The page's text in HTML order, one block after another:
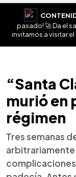
pasado! 🚀 Da el
invitamos a visitar
“Santa
murió en
régimen
Tres semanas